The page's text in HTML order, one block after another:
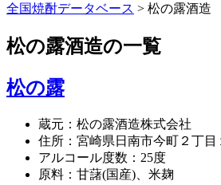
全国焼酎データベース > 松の露酒造
松の露酒造の一覧
松の露
蔵元：松の露酒造株式会社
住所：宮崎県日南市今町２丁目
アルコール度数：25度
原料：甘藷(国産)、米麹